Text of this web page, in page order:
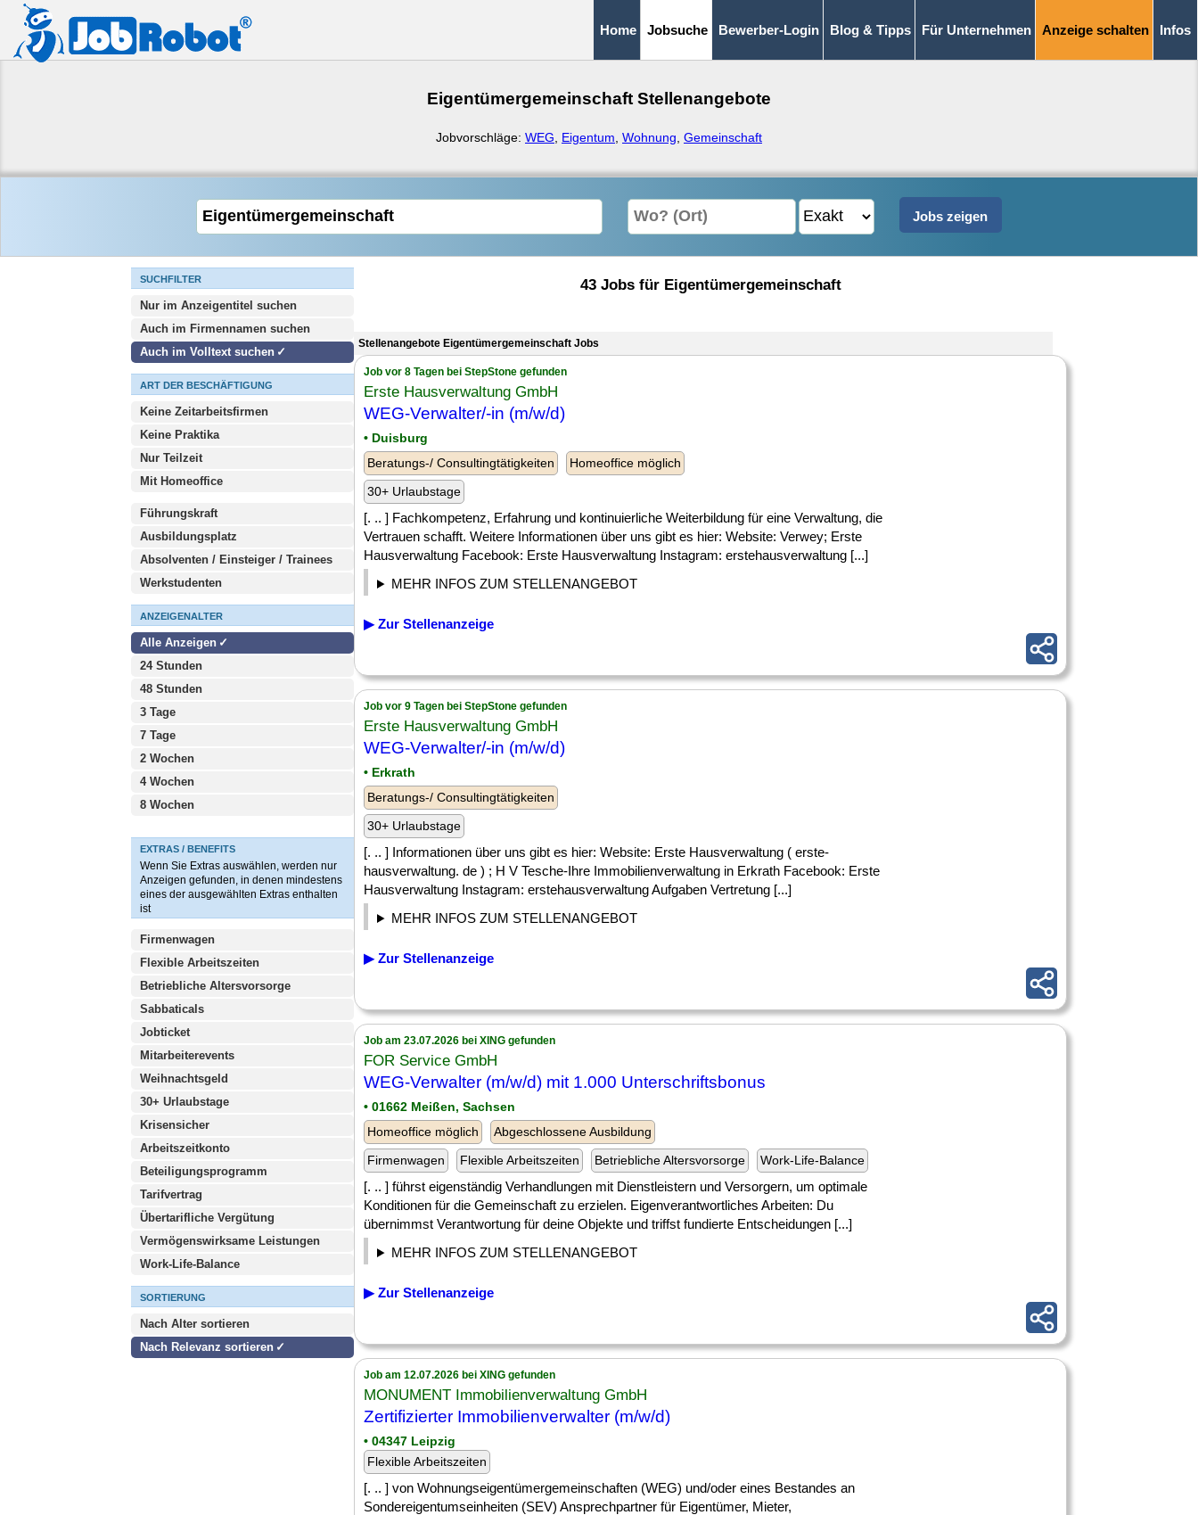
Home Jobsuche Bewerber-Login Blog & Tipps Für Unternehmen Anzeige schalten Infos
Eigentümergemeinschaft Stellenangebote
Jobvorschläge: WEG Eigentum Wohnung Gemeinschaft
SUCHFILTER
Nur im Anzeigentitel suchen
Auch im Firmennamen suchen
Auch im Volltext suchen
ART DER BESCHÄFTIGUNG
Keine Zeitarbeitsfirmen
Keine Praktika
Nur Teilzeit
Mit Homeoffice
Führungskraft
Ausbildungsplatz
Absolventen / Einsteiger / Trainees
Werkstudenten
ANZEIGENALTER
Alle Anzeigen
24 Stunden
48 Stunden
3 Tage
7 Tage
2 Wochen
4 Wochen
8 Wochen
EXTRAS / BENEFITS
Wenn Sie Extras auswählen, werden nur
Anzeigen gefunden, in denen mindestens
eines der ausgewählten Extras enthalten
ist
Firmenwagen
Flexible Arbeitszeiten
Betriebliche Altersvorsorge
Sabbaticals
Jobticket
Mitarbeiterevents
Weihnachtsgeld
30+ Urlaubstage
Krisensicher
Arbeitszeitkonto
Beteiligungsprogramm
Tarifvertrag
Übertarifliche Vergütung
Vermögenswirksame Leistungen
Work-Life-Balance
SORTIERUNG
Nach Alter sortieren
Nach Relevanz sortieren
43 Jobs für Eigentümergemeinschaft
Stellenangebote Eigentümergemeinschaft Jobs
Job vor 8 Tagen bei StepStone gefunden
Erste Hausverwaltung GmbH
WEG-Verwalter/-in (m/w/d)
• Duisburg
Beratungs-/ Consultingtätigkeiten
Homeoffice möglich
30+ Urlaubstage
[. .. ] Fachkompetenz, Erfahrung und kontinuierliche Weiterbildung für eine Verwaltung, die
Vertrauen schafft. Weitere Informationen über uns gibt es hier: Website: Verwey; Erste
Hausverwaltung Facebook: Erste Hausverwaltung Instagram: erstehausverwaltung [...]
MEHR INFOS ZUM STELLENANGEBOT
▶ Zur Stellenanzeige
Job vor 9 Tagen bei StepStone gefunden
Erste Hausverwaltung GmbH
WEG-Verwalter/-in (m/w/d)
• Erkrath
Beratungs-/ Consultingtätigkeiten
30+ Urlaubstage
[. .. ] Informationen über uns gibt es hier: Website: Erste Hausverwaltung ( erste-
hausverwaltung. de ) ; H V Tesche-Ihre Immobilienverwaltung in Erkrath Facebook: Erste
Hausverwaltung Instagram: erstehausverwaltung Aufgaben Vertretung [...]
MEHR INFOS ZUM STELLENANGEBOT
▶ Zur Stellenanzeige
Job am 23.07.2026 bei XING gefunden
FOR Service GmbH
WEG-Verwalter (m/w/d) mit 1.000 Unterschriftsbonus
• 01662 Meißen, Sachsen
Homeoffice möglich
Abgeschlossene Ausbildung
Firmenwagen
Flexible Arbeitszeiten Betriebliche Altersvorsorge Work-Life-Balance
[. .. ] führst eigenständig Verhandlungen mit Dienstleistern und Versorgern, um optimale
Konditionen für die Gemeinschaft zu erzielen. Eigenverantwortliches Arbeiten: Du
übernimmst Verantwortung für deine Objekte und triffst fundierte Entscheidungen [...]
MEHR INFOS ZUM STELLENANGEBOT
▶ Zur Stellenanzeige
Job am 12.07.2026 bei XING gefunden
MONUMENT Immobilienverwaltung GmbH
Zertifizierter Immobilienverwalter (m/w/d)
• 04347 Leipzig
Flexible Arbeitszeiten
[. .. ] von Wohnungseigentümergemeinschaften (WEG) und/oder eines Bestandes an
Sondereigentumseinheiten (SEV) Ansprechpartner für Eigentümer, Mieter,